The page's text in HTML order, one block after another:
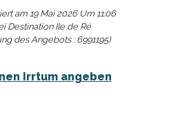
am 19 Mai 2026 Um 11:06
Destination Ile de Ré
des Angebots : 6991195)
Irrtum angeben